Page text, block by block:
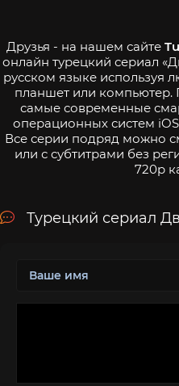
Друзья - на нашем сайте
онлайн турецкий сериал
русском языке используя
планшет или
самые современные
операционных систем
Все серии подряд можно
или с субтитрами без
720p
Турецкий сериал